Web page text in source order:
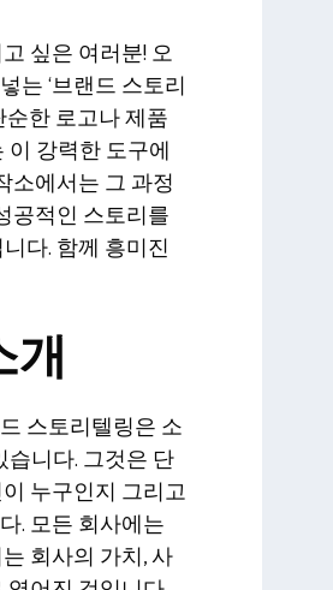
싶은 여러분! 오
는 ‘브랜드 스토리
한 로고나 제품
강력한 도구에
소에서는 그 과정
공적인 스토리를
다. 함께 흥미진
스토리텔링은 소
니다. 그것은 단
누구인지 그리고
. 모든 회사에는
회사의 가치, 사